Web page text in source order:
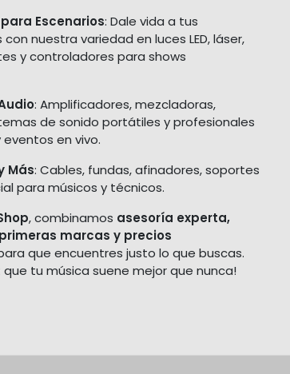
Escenarios: Dale vida a tus
nuestra variedad en luces LED, láser,
y controladores para shows
: Amplificadores, mezcladoras,
de sonido portátiles y profesionales
en vivo.
Más: Cables, fundas, afinadores, soportes
para músicos y técnicos.
, combinamos asesoría experta,
marcas y precios
que encuentres justo lo que buscas.
que tu música suene mejor que nunca!